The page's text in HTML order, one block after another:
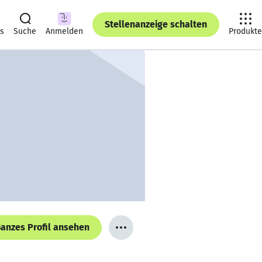
Suche Anmelden
Stellenanzeige schalten
Produkte
Profil ansehen